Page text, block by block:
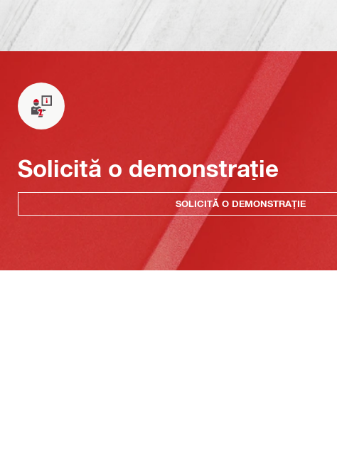
Solicită o demonstrație
SOLICITĂ O DEMONSTRAȚIE